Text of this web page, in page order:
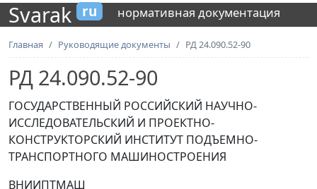
Svarak ru нормативная документация
Главная Руководящие документы РД 24.090.52-90
РД 24.090.52-90
ГОСУДАРСТВЕННЫЙ РОССИЙСКИЙ НАУЧНО-
ИССЛЕДОВАТЕЛЬСКИЙ И ПРОЕКТНО-
КОНСТРУКТОРСКИЙ ИНСТИТУТ ПОДЪЕМНО-
ТРАНСПОРТНОГО МАШИНОСТРОЕНИЯ
ВНИИПТМАШ